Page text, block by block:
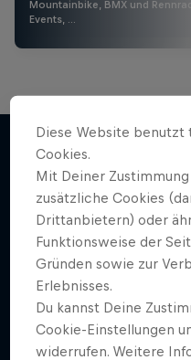
Mountainbike, BMX und
Events, …
Weiter geht´s
Diese Website
Cookies.
Mit Deiner
zusätzliche Cookies
Drittanbietern) oder
Funktionsweise der
Gründen sowie zur
Erlebnisses.
Du kannst Deine
Cookie-Einstellungen
widerrufen. Weitere